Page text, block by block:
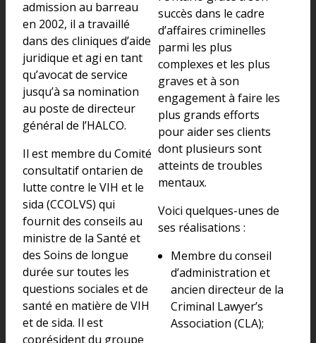
admission au barreau
en 2002, il a travaillé
dans des cliniques d’aide
juridique et agi en tant
qu’avocat de service
jusqu’à sa nomination
au poste de directeur
général de l’HALCO.
Il est membre du Comité
consultatif ontarien de
lutte contre le VIH et le
sida (CCOLVS) qui
fournit des conseils au
ministre de la Santé et
des Soins de longue
durée sur toutes les
questions sociales et de
santé en matière de VIH
et de sida. Il est
coprésident du groupe
succès dans le cadre
d’affaires criminelles
parmi les plus
complexes et les plus
graves et à son
engagement à faire les
plus grands efforts
pour aider ses clients
dont plusieurs sont
atteints de troubles
mentaux.
Voici quelques-unes de
ses réalisations :
Membre du conseil
d’administration et
ancien directeur de la
Criminal Lawyer’s
Association (CLA);